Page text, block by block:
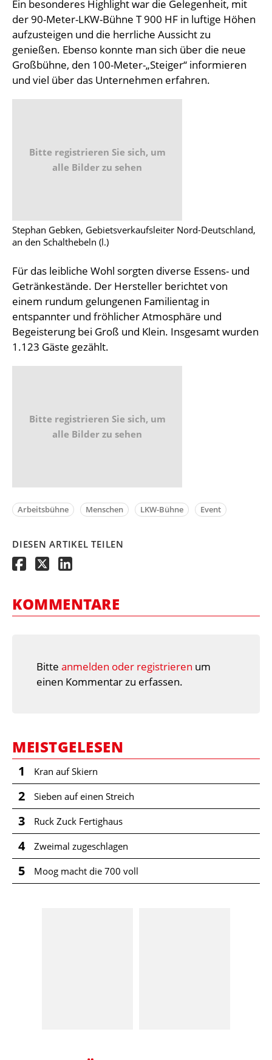
Ein besonderes Highlight war die Gelegenheit, mit
der 90-Meter-LKW-Bühne T 900 HF in luftige Höhen
aufzusteigen und die herrliche Aussicht zu
genießen. Ebenso konnte man sich über die neue
Großbühne, den 100-Meter-„Steiger“ informieren
und viel über das Unternehmen erfahren.
Bitte registrieren Sie sich, um
alle Bilder zu sehen
Stephan Gebken, Gebietsverkaufsleiter Nord-Deutschland,
an den Schalthebeln (l.)
Für das leibliche Wohl sorgten diverse Essens- und
Getränkestände. Der Hersteller berichtet von
einem rundum gelungenen Familientag in
entspannter und fröhlicher Atmosphäre und
Begeisterung bei Groß und Klein. Insgesamt wurden
1.123 Gäste gezählt.
Bitte registrieren Sie sich, um
alle Bilder zu sehen
Arbeitsbühne Menschen LKW-Bühne Event
DIESEN ARTIKEL TEILEN
KOMMENTARE
Bitte anmelden oder registrieren um
einen Kommentar zu erfassen.
MEISTGELESEN
1 Kran auf Skiern
2 Sieben auf einen Streich
3 Ruck Zuck Fertighaus
4 Zweimal zugeschlagen
5 Moog macht die 700 voll